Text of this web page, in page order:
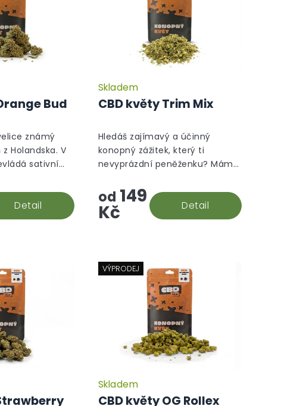
Bud
Průměrné
hodnocení
produktu
hvězdiček.
Detail
známý
Holandska. V
sativní
velkému
pestíků.
CBD květy Trim Mix
Skladem
od 149
Kč Detail
Hledáš zajímavý a účinný
konopný zážitek, který ti
nevyprázdní peněženku? Máme
Představujeme CBD Trim mix –
levné řešení pro ty, kteří chtějí
objevit...
VÝPRODEJ
CBD květy OG Rollex
Skladem